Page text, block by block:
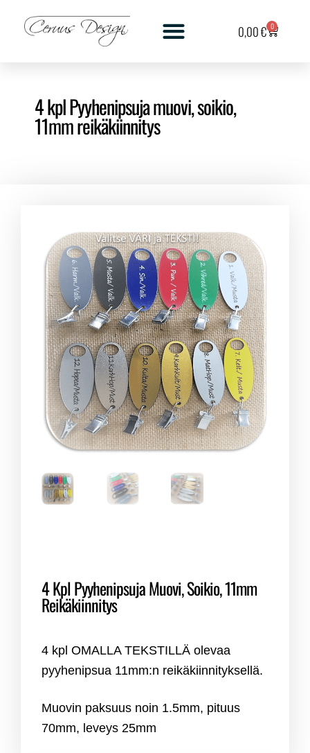
0,00€ 0
4 kpl Pyyhenipsuja muovi, soikio,
11mm reikäkiinnitys
4 Kpl Pyyhenipsuja Muovi, Soikio, 11mm
Reikäkiinnitys
4 kpl OMALLA TEKSTILLÄ olevaa
pyyhenipsua 11mm:n reikäkiinnityksellä.
Muovin paksuus noin 1.5mm, pituus
70mm, leveys 25mm